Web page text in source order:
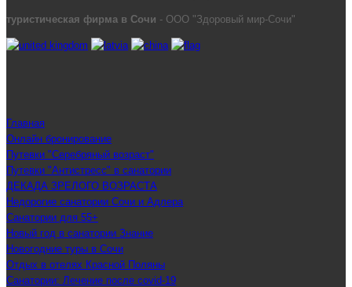
туристическая фирма в Сочи - ООО "Здоровый мир-Сочи"
Главная
Онлайн бронирование
Путевки "Серебряный возраст"
Путевки "Антистресс" в санатории
ДЕКАДА ЗРЕЛОГО ВОЗРАСТА
Недорогие санатории Сочи и Адлера
Санатории для 55+
Новый год в санатории Знание
Новогодние туры в Сочи
Отдых в отелях Красной Поляны
Санатории: Лечение после covid-19